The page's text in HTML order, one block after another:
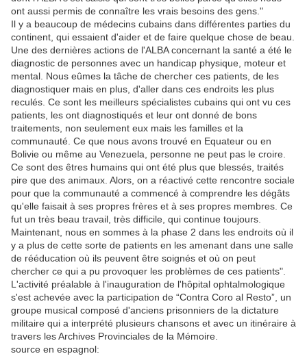
ont aussi permis de connaître les vrais besoins des gens."
Il y a beaucoup de médecins cubains dans différentes parties du
continent, qui essaient d'aider et de faire quelque chose de beau.
Une des dernières actions de l'ALBA concernant la santé a été le
diagnostic de personnes avec un handicap physique, moteur et
mental. Nous eûmes la tâche de chercher ces patients, de les
diagnostiquer mais en plus, d'aller dans ces endroits les plus
reculés. Ce sont les meilleurs spécialistes cubains qui ont vu ces
patients, les ont diagnostiqués et leur ont donné de bons
traitements, non seulement eux mais les familles et la
communauté. Ce que nous avons trouvé en Equateur ou en
Bolivie ou même au Venezuela, personne ne peut pas le croire.
Ce sont des êtres humains qui ont été plus que blessés, traités
pire que des animaux. Alors, on a réactivé cette rencontre sociale
pour que la communauté a commencé à comprendre les dégâts
qu'elle faisait à ses propres frères et à ses propres membres. Ce
fut un très beau travail, très difficile, qui continue toujours.
Maintenant, nous en sommes à la phase 2 dans les endroits où il
y a plus de cette sorte de patients en les amenant dans une salle
de rééducation où ils peuvent être soignés et où on peut
chercher ce qui a pu provoquer les problèmes de ces patients".
L'activité préalable à l'inauguration de l'hôpital ophtalmologique
s'est achevée avec la participation de “Contra Coro al Resto”, un
groupe musical composé d'anciens prisonniers de la dictature
militaire qui a interprété plusieurs chansons et avec un itinéraire à
travers les Archives Provinciales de la Mémoire.
source en espagnol: